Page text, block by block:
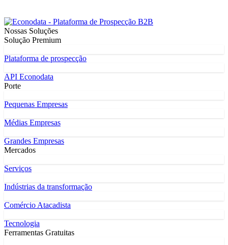
Nossas Soluções
Solução Premium
Plataforma de prospecção
API Econodata
Porte
Pequenas Empresas
Médias Empresas
Grandes Empresas
Mercados
Serviços
Indústrias da transformação
Comércio Atacadista
Tecnologia
Ferramentas Gratuitas